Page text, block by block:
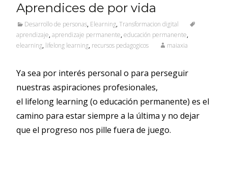
Aprendices de por vida
Desarrollo de personas, Elearning,Transformacion digital
aprendizaje,aprendizaje permanente,educación permanente,
elearning, lifelong learning, recursos pedagogicos maiaxia
Ya sea por interés personal o para perseguir
nuestras aspiraciones profesionales,
el lifelong learning (o educación permanente) es el
camino para estar siempre a la última y no dejar
que el progreso nos pille fuera de juego.